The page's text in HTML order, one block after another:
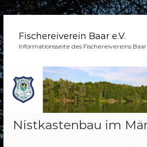
m
I
n
h
a
l
t
s
p
r
i
Fischereiverein Baar e.V.
Informationsseite des Fischereivereins Baar
Nistkastenbau im